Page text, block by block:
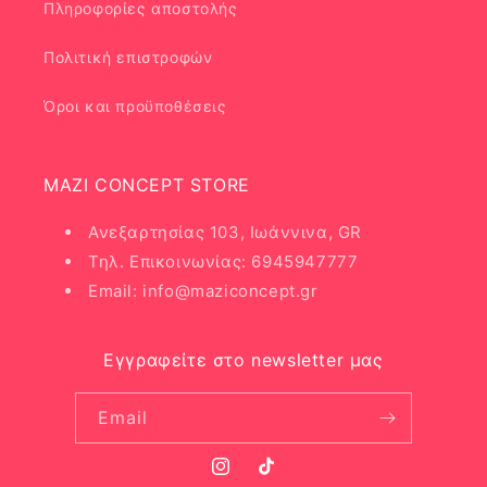
Πληροφορίες αποστολής
Πολιτική επιστροφών
Όροι και προϋποθέσεις
MAZI CONCEPT STORE
Ανεξαρτησίας 103, Ιωάννινα, GR
Τηλ. Επικοινωνίας: 6945947777
Email: info@maziconcept.gr
Εγγραφείτε στο newsletter μας
Email
InstagramTikTok